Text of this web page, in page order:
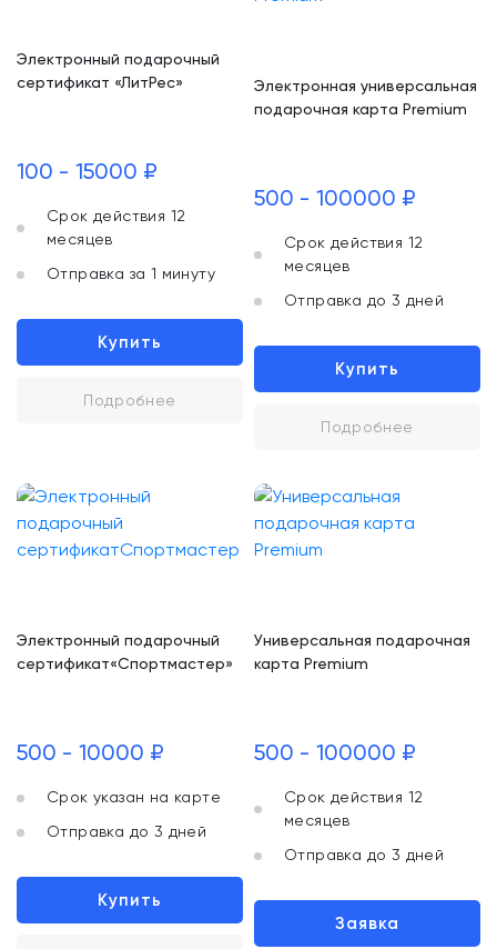
Электронный подарочный
сертификат «ЛитРес»
100 - 15000 ₽
Срок действия 12
месяцев
Отправка за 1 минуту
Купить
Подробнее
Электронная универсальная
подарочная карта Premium
500 - 100000 ₽
Срок действия 12
месяцев
Отправка до 3 дней
Купить
Подробнее
Электронный подарочный
сертификат«Спортмастер»
500 - 10000 ₽
Срок указан на карте
Отправка до 3 дней
Купить
Универсальная подарочная
карта Premium
500 - 100000 ₽
Срок действия 12
месяцев
Отправка до 3 дней
Заявка